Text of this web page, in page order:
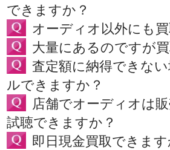
できますか？
オーディオ以外にも
大量にあるのですが
査定額に納得できな
ルできますか？
店舗でオーディオは
試聴できますか？
即日現金買取できます